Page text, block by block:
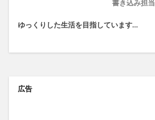
書き込み担当
ゆっくりした生活を目指しています…
広告